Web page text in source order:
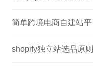
简单跨境电商自建站平
shopify独立站选品原